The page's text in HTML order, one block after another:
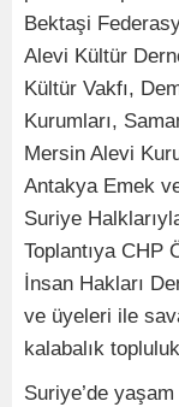
Bektaşi
Alevi Kültür
Kültür Vakfı,
Kurumları,
Mersin Alevi
Antakya Emek
Suriye
Toplantıya CHP
İnsan Hakları
ve üyeleri ile
kalabalık
Suriye’de